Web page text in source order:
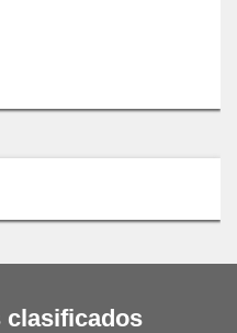
clasificados